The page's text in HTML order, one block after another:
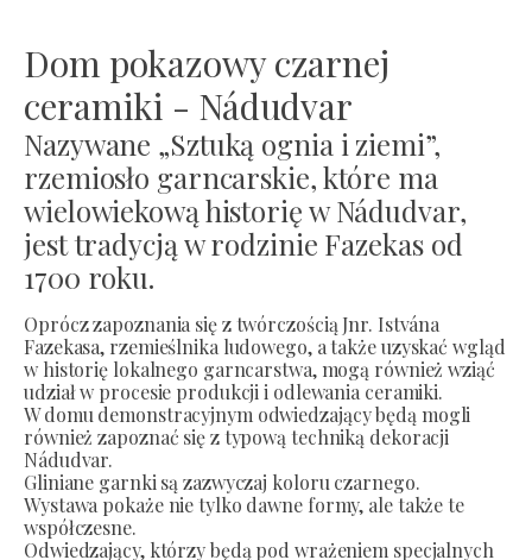
Dom pokazowy czarnej
ceramiki - Nádudvar
Nazywane „Sztuką ognia i ziemi”,
rzemiosło garncarskie, które ma
wielowiekową historię w Nádudvar,
jest tradycją w rodzinie Fazekas od
1700 roku.
Oprócz zapoznania się z twórczością Jnr. Istvána
Fazekasa, rzemieślnika ludowego, a także uzyskać wgląd
w historię lokalnego garncarstwa, mogą również wziąć
udział w procesie produkcji i odlewania ceramiki.
W domu demonstracyjnym odwiedzający będą mogli
również zapoznać się z typową techniką dekoracji
Nádudvar.
Gliniane garnki są zazwyczaj koloru czarnego.
Wystawa pokaże nie tylko dawne formy, ale także te
współczesne.
Odwiedzający, którzy będą pod wrażeniem specjalnych